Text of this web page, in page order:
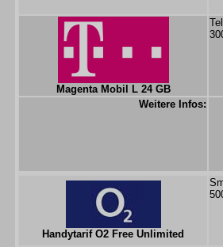
Magenta Mobil L 24 GB
Weitere Infos:
Handytarif O2 Free Unlimited